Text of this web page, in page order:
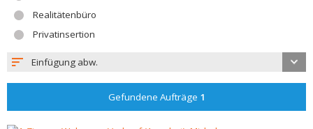
Realitätenbüro
Privatinsertion
Einfügung abw.
Gefundene Aufträge 1